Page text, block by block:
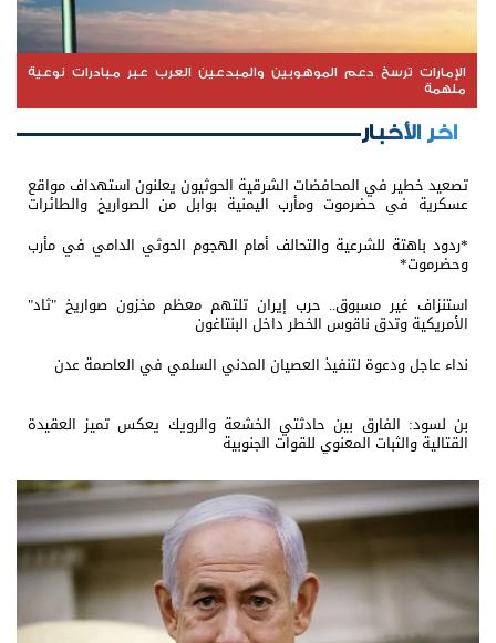
الإمارات ترسخ دعم الموهوبين والمبدعين العرب عبر مبادرات نوعية
ملهمة
اخر الأخبار
تصعيد خطير في المحافضات الشرقية الحوثيون يعلنون استهداف مواقع
عسكرية في حضرموت ومأرب اليمنية بوابل من الصواريخ والطائرات
*ردود باهتة للشرعية والتحالف أمام الهجوم الحوثي الدامي في مأرب
وحضرموت*
استنزاف غير مسبوق.. حرب إيران تلتهم معظم مخزون صواريخ "ثاد"
الأمريكية وتدق ناقوس الخطر داخل البنتاغون
نداء عاجل ودعوة لتنفيذ العصيان المدني السلمي في العاصمة عدن
بن لسود: الفارق بين حادثتي الخشعة والرويك يعكس تميز العقيدة
القتالية والثبات المعنوي للقوات الجنوبية